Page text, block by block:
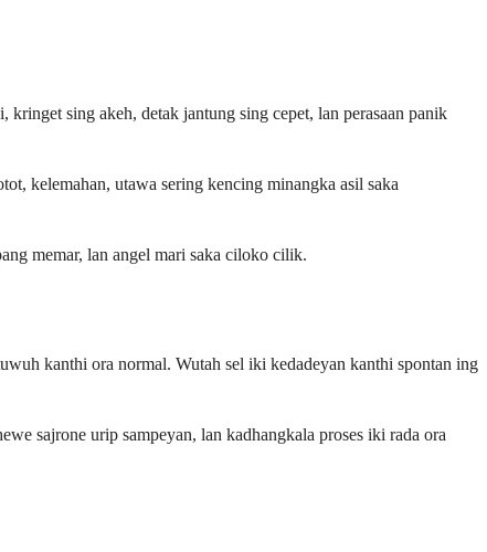
sing akeh, detak jantung sing cepet, lan perasaan panik
kelemahan, utawa sering kencing minangka asil saka
memar, lan angel mari saka ciloko cilik.
kanthi ora normal. Wutah sel iki kedadeyan kanthi spontan ing
sajrone urip sampeyan, lan kadhangkala proses iki rada ora